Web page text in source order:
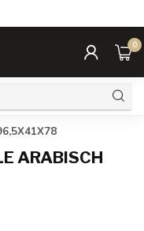
0
ARABISCH